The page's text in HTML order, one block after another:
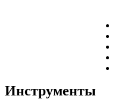
Инструменты